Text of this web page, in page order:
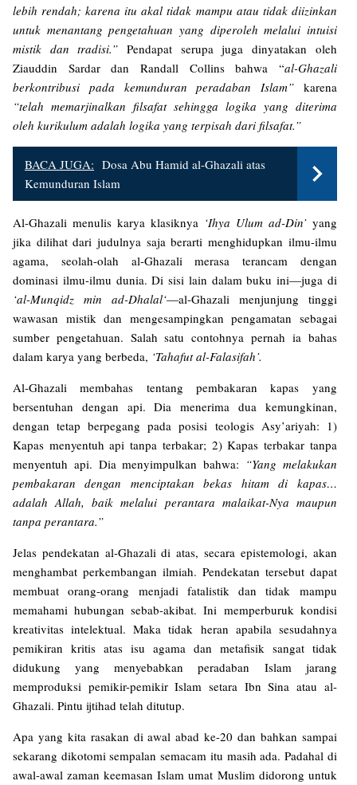
lebih rendah; karena itu akal tidak mampu atau tidak diizinkan
untuk menantang pengetahuan yang diperoleh melalui intuisi
mistik dan tradisi.” Pendapat serupa juga dinyatakan oleh
Ziauddin Sardar dan Randall Collins bahwa “al-Ghazali
berkontribusi pada kemunduran peradaban Islam” karena
“telah memarjinalkan filsafat sehingga logika yang diterima
oleh kurikulum adalah logika yang terpisah dari filsafat.”
BACA JUGA: Dosa Abu Hamid al-Ghazali atas
Kemunduran Islam
Al-Ghazali menulis karya klasiknya ‘Ihya Ulum ad-Din’ yang
jika dilihat dari judulnya saja berarti menghidupkan ilmu-ilmu
agama, seolah-olah al-Ghazali merasa terancam dengan
dominasi ilmu-ilmu dunia. Di sisi lain dalam buku ini—juga di
‘al-Munqidz min ad-Dhalal‘—al-Ghazali menjunjung tinggi
wawasan mistik dan mengesampingkan pengamatan sebagai
sumber pengetahuan. Salah satu contohnya pernah ia bahas
dalam karya yang berbeda, ‘Tahafut al-Falasifah’.
Al-Ghazali membahas tentang pembakaran kapas yang
bersentuhan dengan api. Dia menerima dua kemungkinan,
dengan tetap berpegang pada posisi teologis Asy’ariyah: 1)
Kapas menyentuh api tanpa terbakar; 2) Kapas terbakar tanpa
menyentuh api. Dia menyimpulkan bahwa: “Yang melakukan
pembakaran dengan menciptakan bekas hitam di kapas…
adalah Allah, baik melalui perantara malaikat-Nya maupun
tanpa perantara.”
Jelas pendekatan al-Ghazali di atas, secara epistemologi, akan
menghambat perkembangan ilmiah. Pendekatan tersebut dapat
membuat orang-orang menjadi fatalistik dan tidak mampu
memahami hubungan sebab-akibat. Ini memperburuk kondisi
kreativitas intelektual. Maka tidak heran apabila sesudahnya
pemikiran kritis atas isu agama dan metafisik sangat tidak
didukung yang menyebabkan peradaban Islam jarang
memproduksi pemikir-pemikir Islam setara Ibn Sina atau al-
Ghazali. Pintu ijtihad telah ditutup.
Apa yang kita rasakan di awal abad ke-20 dan bahkan sampai
sekarang dikotomi sempalan semacam itu masih ada. Padahal di
awal-awal zaman keemasan Islam umat Muslim didorong untuk